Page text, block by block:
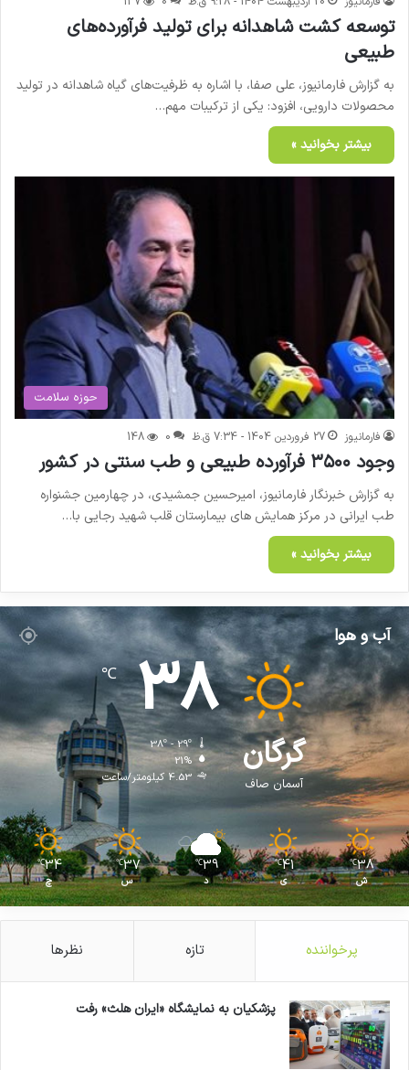
توسعه کشت شاهدانه برای تولید فرآورده‌های
طبیعی
به گزارش فارمانیوز، علی صفا، با اشاره به ظرفیت‌های گیاه شاهدانه در تولید
محصولات دارویی، افزود: یکی از ترکیبات مهم…
بیشتر بخوانید »
حوزه سلامت
فارمانیوز 27 فروردین 1404 - 7:34 ق.ظ 0
148
وجود ۳۵۰۰ فرآورده طبیعی و طب سنتی در کشور
به گزارش خبرنگار فارمانیوز، امیرحسین جمشیدی، در چهارمین جشنواره
طب ایرانی در مرکز همایش های بیمارستان قلب شهید رجایی با…
بیشتر بخوانید »
آب و هوا
گرگان
آسمان صاف
38
℃
38º - 29º
21%
4.53 کیلومتر/ساعت
38
℃
ش
41
℃
ی
39
℃
د
37
℃
س
34
℃
چ
پرخواننده تازه نظرها
پزشکیان به نمایشگاه «ایران هلث» رفت